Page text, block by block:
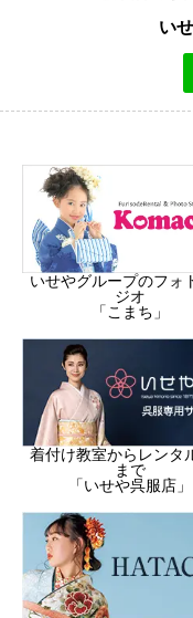
い
いせやグループのフォ
ジオ
「こまち」
着付け教室からレンタ
まで
「いせや呉服店」